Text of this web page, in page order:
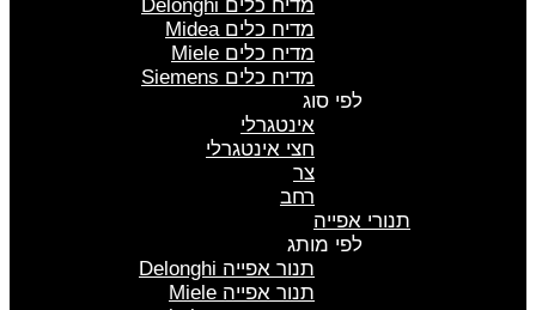
מדיח כלים Delonghi
מדיח כלים Midea
מדיח כלים Miele
מדיח כלים Siemens
לפי סוג
אינטגרלי
חצי אינטגרלי
צר
רחב
תנורי אפייה
לפי מותג
תנור אפייה Delonghi
תנור אפייה Miele